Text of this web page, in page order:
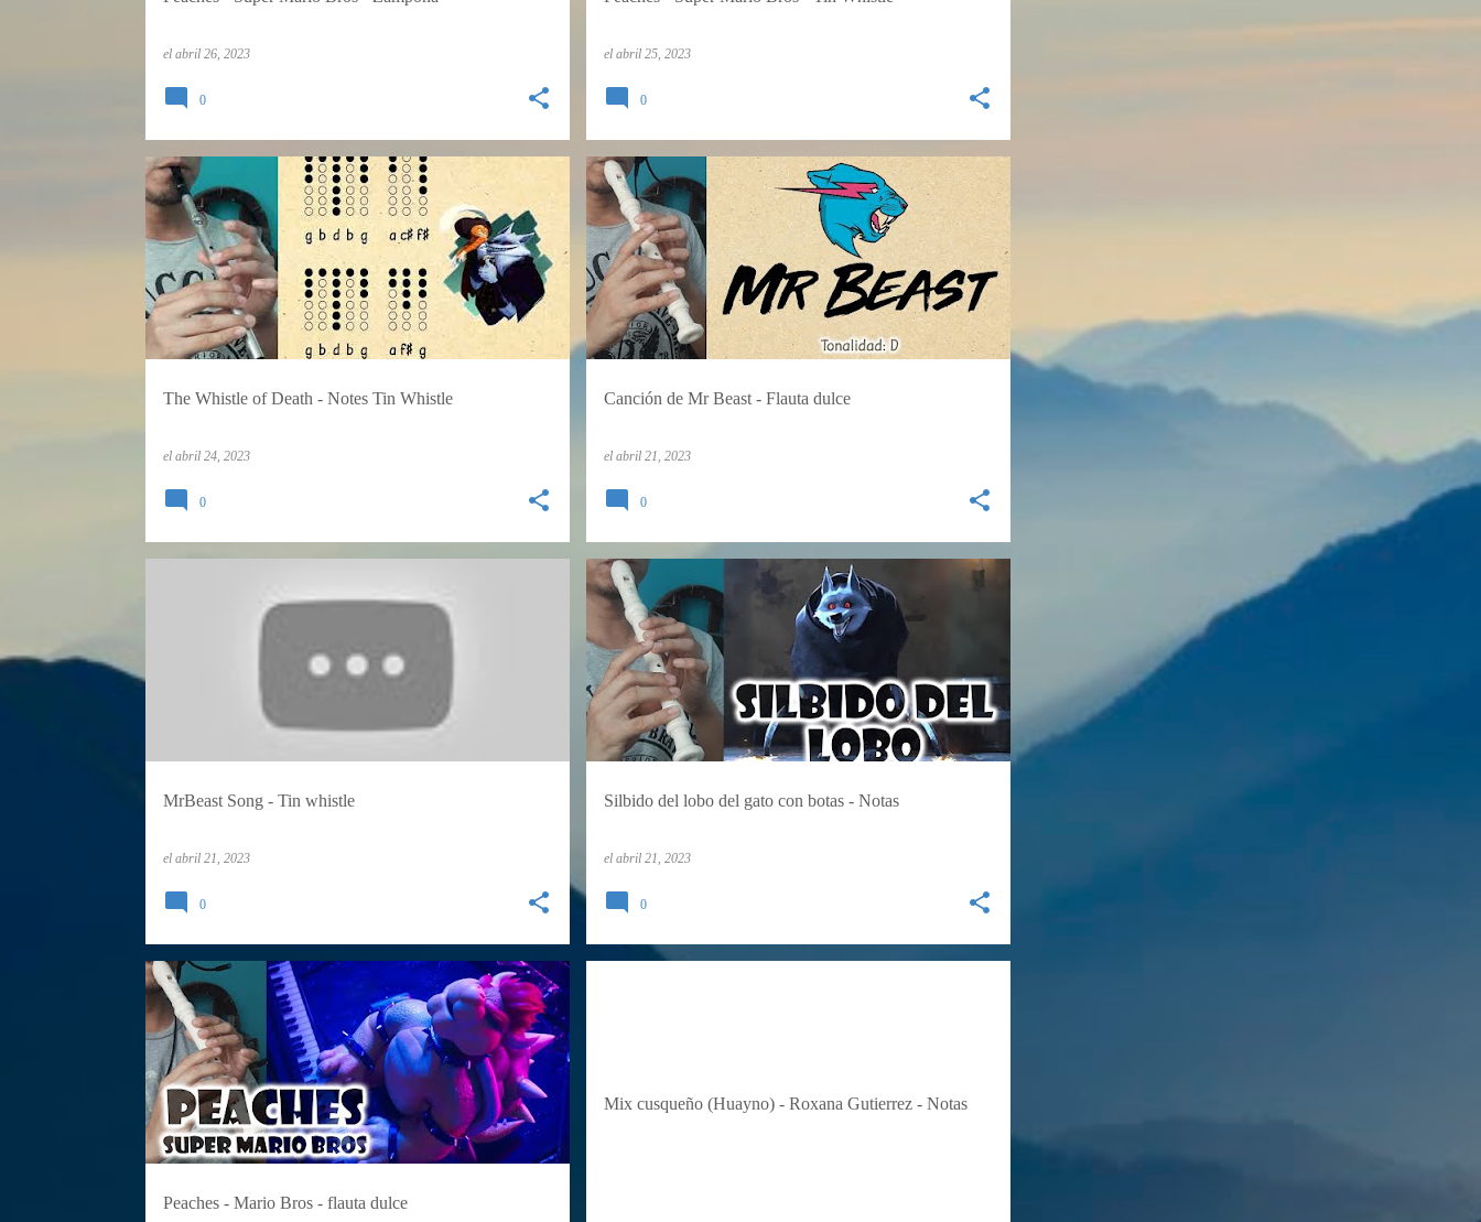
el abril 26, 2023
0
el abril 25, 2023
0
The Whistle of Death - Notes Tin Whistle
el abril 24, 2023
TABLATURAS TIN WHISTLE TUTORIALES
0
Canción de Mr Beast - Flauta dulce
el abril 21, 2023
FLAUTA DULCE TUTORIALES
0
MrBeast Song - Tin whistle
el abril 21, 2023
0
Silbido del lobo del gato con botas - Notas
el abril 21, 2023
FLAUTA DULCE TUTORIALES
0
Peaches - Mario Bros - flauta dulce
FLAUTA DULCE TABLATURAS TUTORIALES
Mix cusqueño (Huayno) - Roxana Gutierrez - Notas